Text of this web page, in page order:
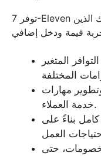
توفر 7-Eleven خيارات عمل جزئية أو موسمية لأولئك الذين
المتغير
مهارات
خدمة العملاء.
كامل بناءً على
حتى